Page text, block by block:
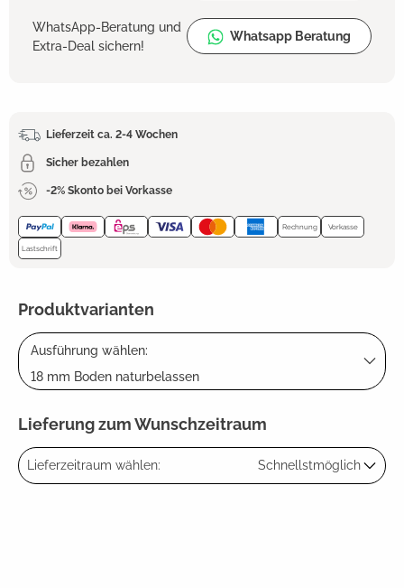
WhatsApp-Beratung und
Extra-Deal sichern!
Whatsapp Beratung
Lieferzeit ca. 2-4 Wochen
Sicher bezahlen
-2% Skonto bei Vorkasse
Rechnung Vorkasse
Lastschrift
Produktvarianten
Ausführung wählen:
18 mm Boden naturbelassen
Lieferung zum Wunschzeitraum
Lieferzeitraum wählen: Schnellstmöglich